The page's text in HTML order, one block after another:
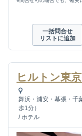
一括問合せ
リストに追加
ヒルトン東
舞浜・浦安・幕張・千
歩1分）
/ ホテル